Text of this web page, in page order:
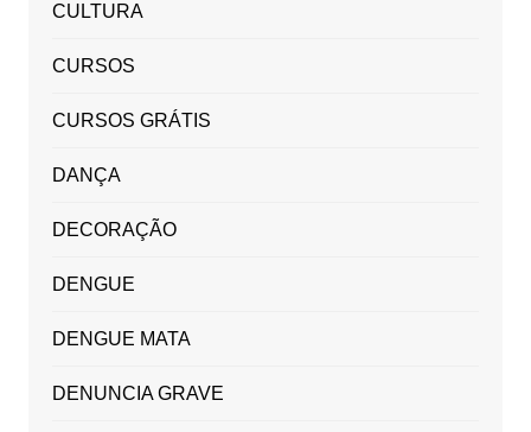
CULTURA
CURSOS
CURSOS GRÁTIS
DANÇA
DECORAÇÃO
DENGUE
DENGUE MATA
DENUNCIA GRAVE